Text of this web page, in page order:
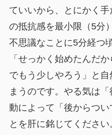
ていいから、とにかく
の抵抗感を最小限（5分
不思議なことに5分経つ
「せっかく始めたんだ
でもう少しやろう」と
まうのです。やる気は
動によって「後からつ
とを肝に銘じてください